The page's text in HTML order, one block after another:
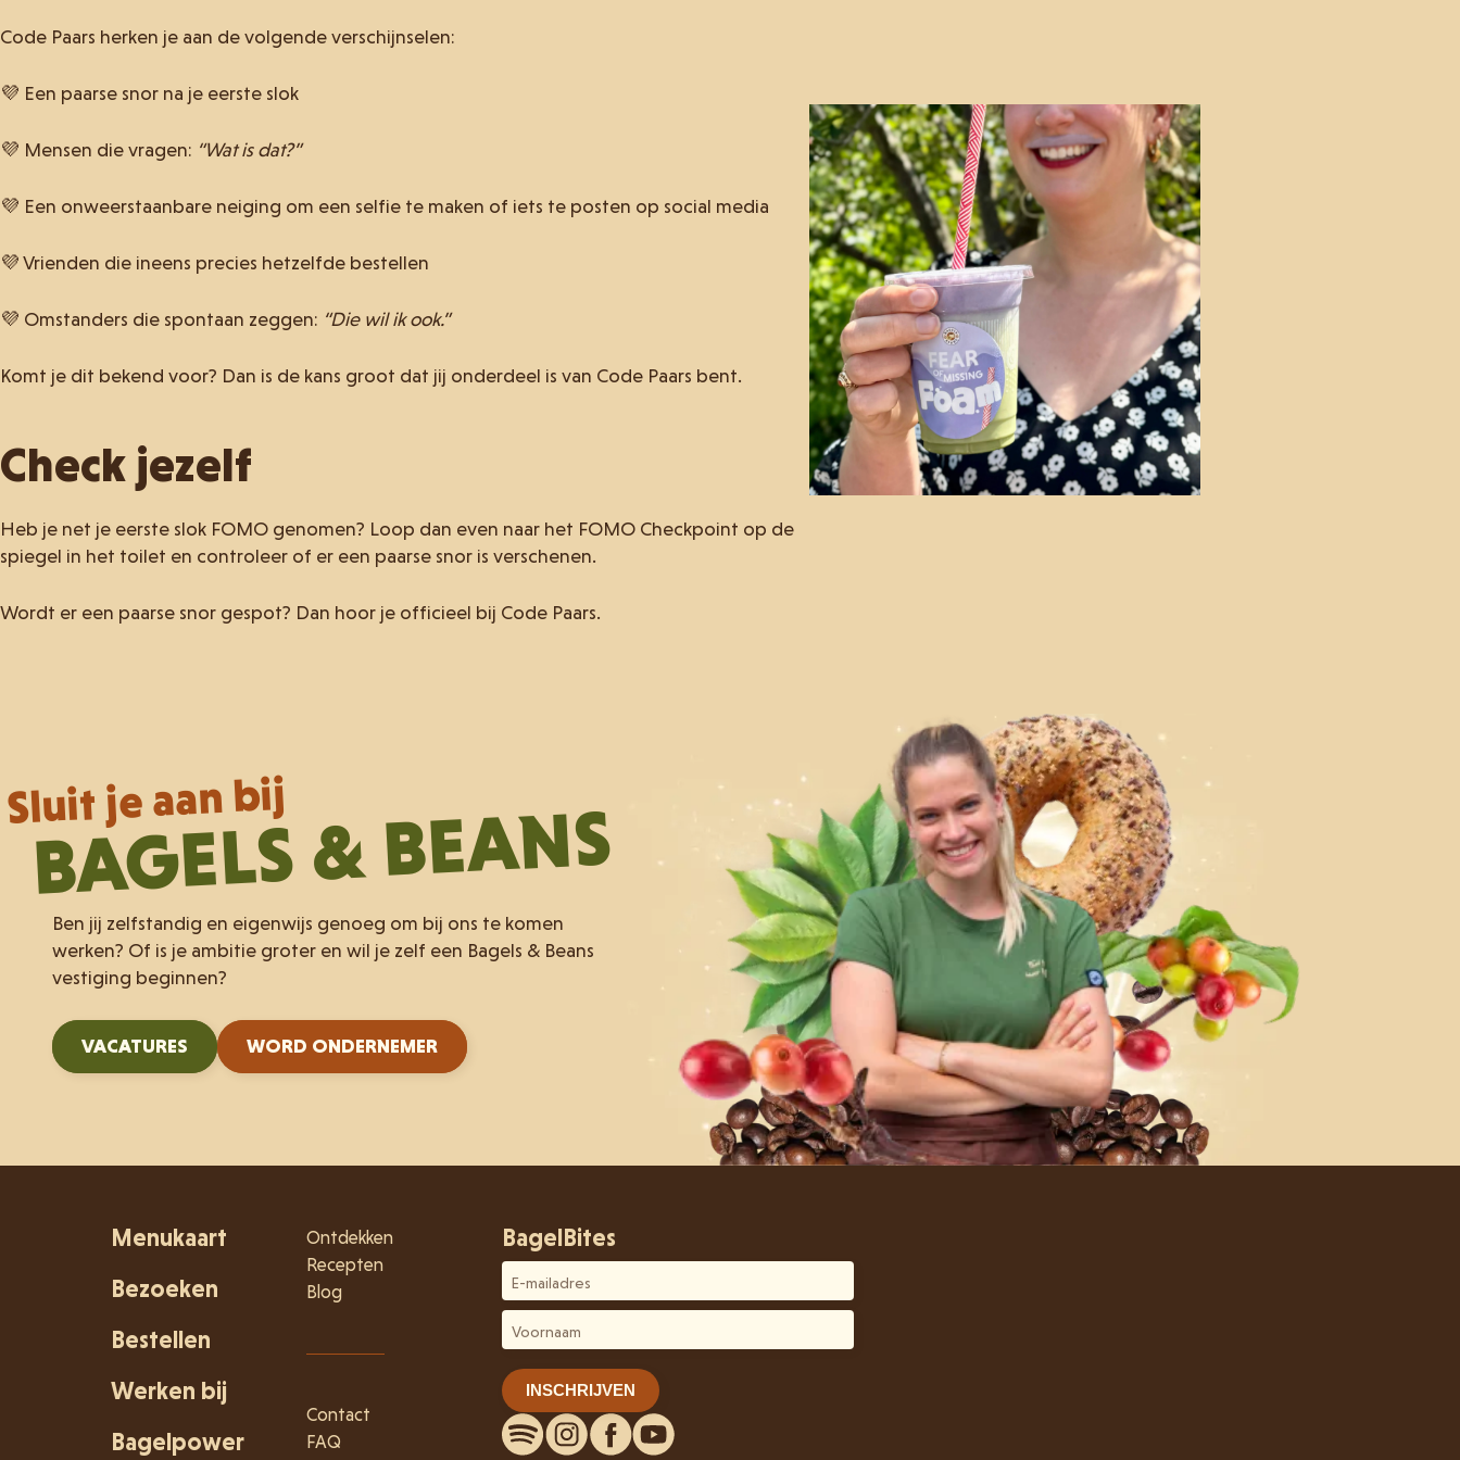
Code Paars herken je aan de volgende verschijnselen:
💜 Een paarse snor na je eerste slok
💜 Mensen die vragen: “Wat is dat?”
💜 Een onweerstaanbare neiging om een selfie te maken of iets te posten op social media
💜 Vrienden die ineens precies hetzelfde bestellen
💜 Omstanders die spontaan zeggen: “Die wil ik ook.”
Komt je dit bekend voor? Dan is de kans groot dat jij onderdeel is van Code Paars bent.
Check jezelf
Heb je net je eerste slok FOMO genomen? Loop dan even naar het FOMO Checkpoint op de
spiegel in het toilet en controleer of er een paarse snor is verschenen.
Wordt er een paarse snor gespot? Dan hoor je officieel bij Code Paars.
Sluit je aan bij
BAGELS & BEANS
Ben jij zelfstandig en eigenwijs genoeg om bij ons te komen
werken? Of is je ambitie groter en wil je zelf een Bagels & Beans
vestiging beginnen?
VACATURES WORD ONDERNEMER
Menukaart
Bezoeken
Bestellen
Werken bij
Bagelpower
Ontdekken
Recepten
Blog
Contact
FAQ
BagelBites